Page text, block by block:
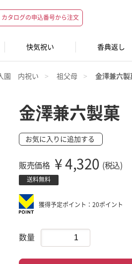
カタログの申込番号から注文
快気祝い 香典返し
園 内祝い 祖父母 金澤兼六
金澤兼六製菓
お気に入りに追加する
販売価格 ¥ 4,320 (税込)
送料無料
獲得予定ポイント：20ポイント
数量